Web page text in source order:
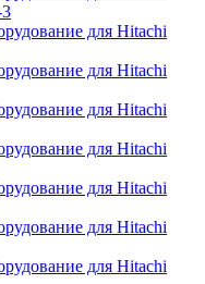
для Hitachi
для Hitachi
для Hitachi
для Hitachi
для Hitachi
для Hitachi
для Hitachi